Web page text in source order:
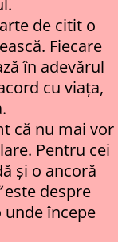
de citit o
Fiecare
în adevărul
cu viața,
că nu mai vor
Pentru cei
și o ancoră
este despre
unde începe